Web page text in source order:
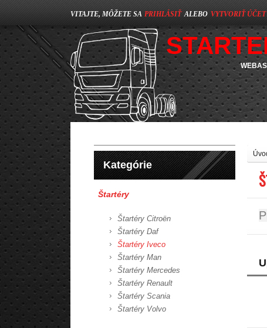
VITAJTE, MÔŽETE SA PRIHLÁSIŤ ALEBO VYTVORIŤ ÚČET
Kategórie
Štartéry
Štartéry Citroën
Štartéry Daf
Štartéry Iveco
Štartéry Man
Štartéry Mercedes
Štartéry Renault
Štartéry Scania
Štartéry Volvo